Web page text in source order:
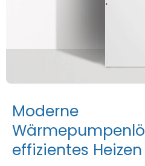
Moderne
Wärmepumpenlö
effizientes Heizen